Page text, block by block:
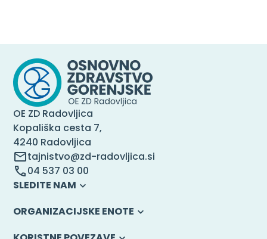
OE ZD Radovljica
Kopališka cesta 7,
4240 Radovljica
tajnistvo@zd-radovljica.si
04 537 03 00
SLEDITE NAM
ORGANIZACIJSKE ENOTE